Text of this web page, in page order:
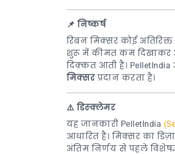
📌 निष्कर्ष
रिबन मिक्सर कोई
शुरू में कीमत कम दिखाकर
दिक्कत आती है। PelletIndia
मिक्सरप्रदान करता है।
⚠️ डिस्क्लेमर
यह जानकारी PelletIndia
आधारित है। मिक्सर का
अंतिम निर्णय से पहले